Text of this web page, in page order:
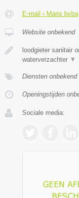
E-mail › Maris bvba
Website onbekend
loodgieter sanitair
waterverzachter ▼
Diensten onbekend
Openingstijden
Sociale media: